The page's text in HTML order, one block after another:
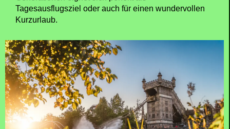
Tagesausflugsziel oder auch für einen wundervollen
Kurzurlaub.